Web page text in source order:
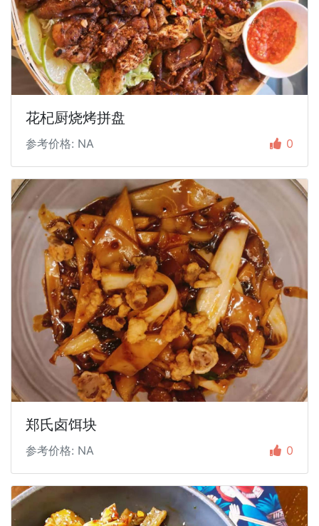
花杞厨烧烤拼盘
参考价格: NA 0
郑氏卤饵块
参考价格: NA 0